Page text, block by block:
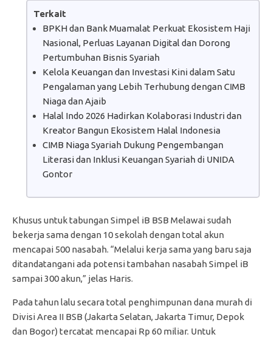
Terkait
BPKH dan Bank Muamalat Perkuat Ekosistem Haji
Nasional, Perluas Layanan Digital dan Dorong
Pertumbuhan Bisnis Syariah
Kelola Keuangan dan Investasi Kini dalam Satu
Pengalaman yang Lebih Terhubung dengan CIMB
Niaga dan Ajaib
Halal Indo 2026 Hadirkan Kolaborasi Industri dan
Kreator Bangun Ekosistem Halal Indonesia
CIMB Niaga Syariah Dukung Pengembangan
Literasi dan Inklusi Keuangan Syariah di UNIDA
Gontor
Khusus untuk tabungan Simpel iB BSB Melawai sudah
bekerja sama dengan 10 sekolah dengan total akun
mencapai 500 nasabah. “Melalui kerja sama yang baru saja
ditandatangani ada potensi tambahan nasabah Simpel iB
sampai 300 akun,” jelas Haris.
Pada tahun lalu secara total penghimpunan dana murah di
Divisi Area II BSB (Jakarta Selatan, Jakarta Timur, Depok
dan Bogor) tercatat mencapai Rp 60 miliar. Untuk